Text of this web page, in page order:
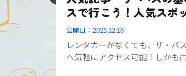
スで行こう！人気スポ
羅！
公開日： 2025.12.18
レンタカーがなくても、ザ・バ
へ気軽にアクセス可能！しかも